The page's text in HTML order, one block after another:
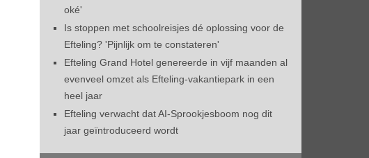
oké'
Is stoppen met schoolreisjes dé oplossing voor de
Efteling? 'Pijnlijk om te constateren'
Efteling Grand Hotel genereerde in vijf maanden al
evenveel omzet als Efteling-vakantiepark in een
heel jaar
Efteling verwacht dat AI-Sprookjesboom nog dit
jaar geïntroduceerd wordt